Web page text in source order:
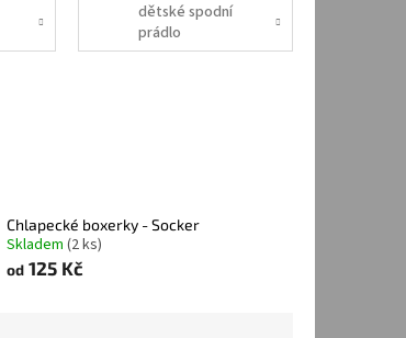
dětské spodní
prádlo
Chlapecké boxerky - Socker
Skladem (2 ks)
od125 Kč